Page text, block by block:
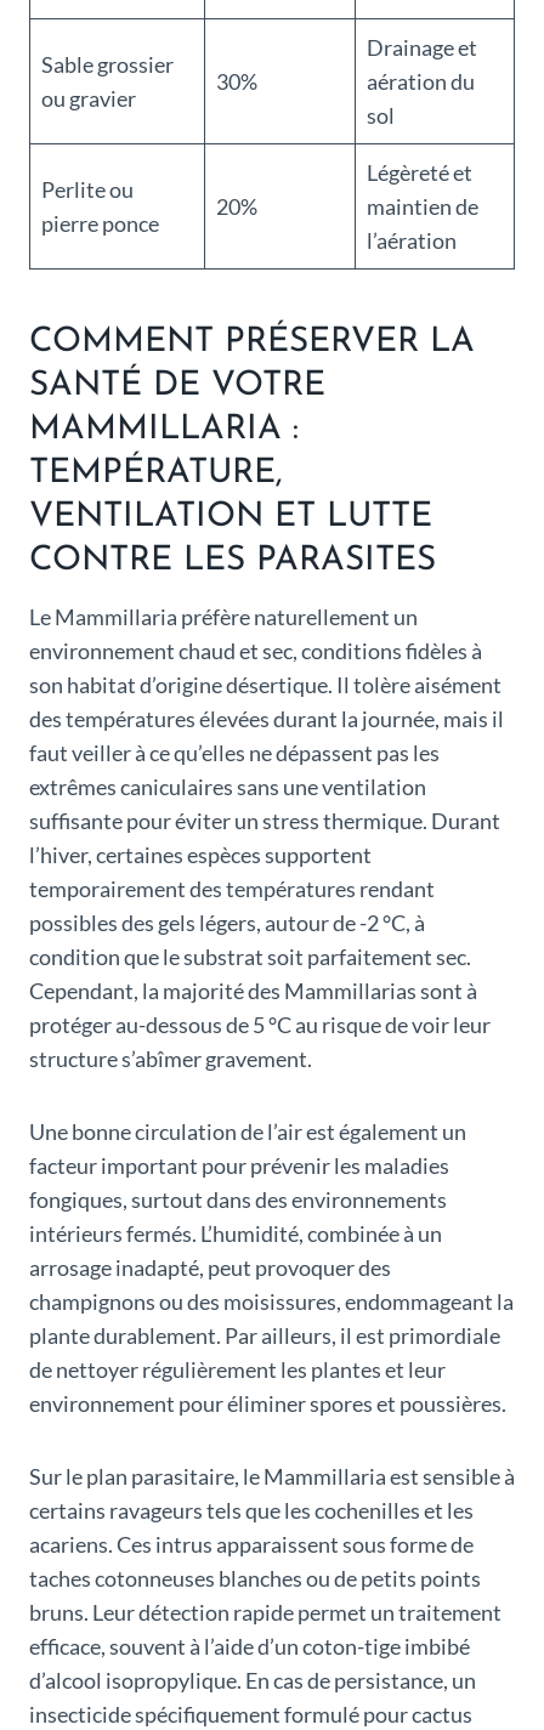
Sable grossier
ou gravier
30%
Drainage et
aération du
sol
Perlite ou
pierre ponce
20%
Légèreté et
maintien de
l’aération
COMMENT PRÉSERVER LA
SANTÉ DE VOTRE
MAMMILLARIA :
TEMPÉRATURE,
VENTILATION ET LUTTE
CONTRE LES PARASITES
Le Mammillaria préfère naturellement un
environnement chaud et sec, conditions fidèles à
son habitat d’origine désertique. Il tolère aisément
des températures élevées durant la journée, mais il
faut veiller à ce qu’elles ne dépassent pas les
extrêmes caniculaires sans une ventilation
suffisante pour éviter un stress thermique. Durant
l’hiver, certaines espèces supportent
temporairement des températures rendant
possibles des gels légers, autour de -2 °C, à
condition que le substrat soit parfaitement sec.
Cependant, la majorité des Mammillarias sont à
protéger au-dessous de 5 °C au risque de voir leur
structure s’abîmer gravement.
Une bonne circulation de l’air est également un
facteur important pour prévenir les maladies
fongiques, surtout dans des environnements
intérieurs fermés. L’humidité, combinée à un
arrosage inadapté, peut provoquer des
champignons ou des moisissures, endommageant la
plante durablement. Par ailleurs, il est primordiale
de nettoyer régulièrement les plantes et leur
environnement pour éliminer spores et poussières.
Sur le plan parasitaire, le Mammillaria est sensible à
certains ravageurs tels que les cochenilles et les
acariens. Ces intrus apparaissent sous forme de
taches cotonneuses blanches ou de petits points
bruns. Leur détection rapide permet un traitement
efficace, souvent à l’aide d’un coton-tige imbibé
d’alcool isopropylique. En cas de persistance, un
insecticide spécifiquement formulé pour cactus